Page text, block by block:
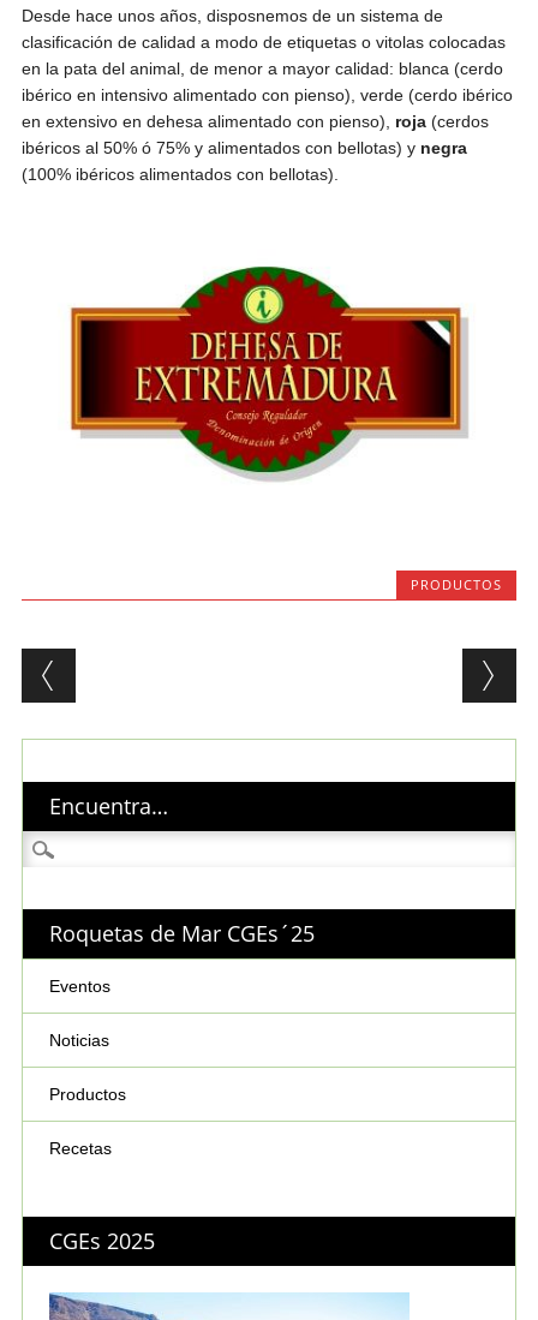
Desde hace unos años, disposnemos de un sistema de
clasificación de calidad a modo de etiquetas o vitolas colocadas
en la pata del animal, de menor a mayor calidad: blanca (cerdo
ibérico en intensivo alimentado con pienso), verde (cerdo ibérico
en extensivo en dehesa alimentado con pienso), roja(cerdos
ibéricos al 50% ó 75% y alimentados con bellotas) y negra
(100% ibéricos alimentados con bellotas).
PRODUCTOS
Post navigation
Encuentra…
Buscar:
Roquetas de Mar CGEs´25
Eventos
Noticias
Productos
Recetas
CGEs 2025